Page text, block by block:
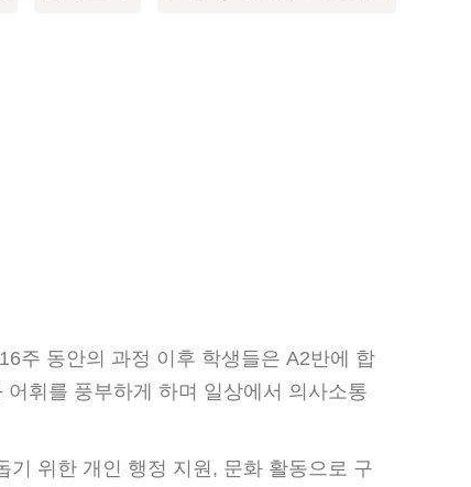
주 동안의 과정 이후 학생들은 A2반에 합
휘를 풍부하게 하며 일상에서 의사소통
위한 개인 행정 지원, 문화 활동으로 구